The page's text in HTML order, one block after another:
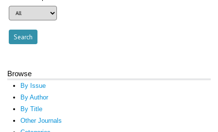
Browse
By Issue
By Author
By Title
Other Journals